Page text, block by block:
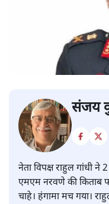
संजय
नेता विपक्ष राहुल गांधी
एमएम नरवणे की किताब
चाहे। हंगामा मच गया।